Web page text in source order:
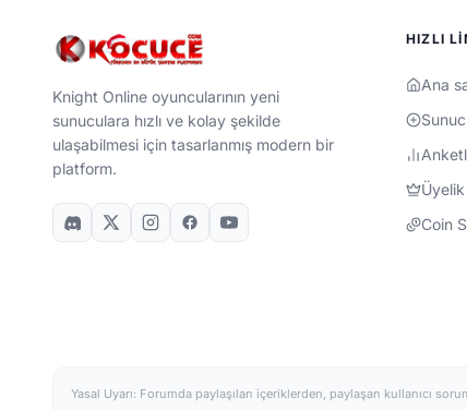
Knight Online oyuncularının yeni
sunuculara hızlı ve kolay şekilde
ulaşabilmesi için tasarlanmış modern bir
platform.
HIZLI
Ana
Coin
Yasal Uyarı: Forumda paylaşılan içeriklerden, paylaşan kullanıcı